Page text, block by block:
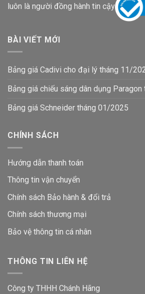
luôn là người đồng hành tin cậy
BÀI VIẾT MỚI
Bảng giá Cadivi cho đại lý tháng 11/
Bảng giá chiếu sáng dân dụng
Bảng giá Schneider tháng 01/2025
CHÍNH SÁCH
Hướng dẫn thanh toán
Thông tin vận chuyển
Chính sách Bảo hành & đổi trả
Chính sách thương mại
Bảo vệ thông tin cá nhân
THÔNG TIN LIÊN HỆ
Công ty THHH Chánh Hãng